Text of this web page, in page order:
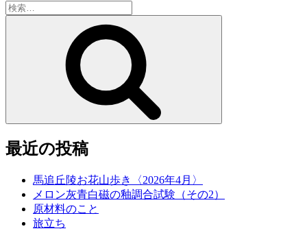
検
索:
最近の投稿
馬追丘陵お花山歩き〈2026年4月〉
メロン灰青白磁の釉調合試験（その2）
原材料のこと
旅立ち